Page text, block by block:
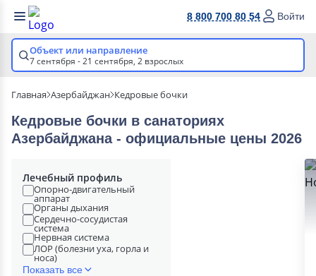
8 800 700 80 54 Войти
Объект или направление
7 сентября - 21 сентября, 2 взрослых
Главная Азербайджан Кедровые бочки
Кедровые бочки в cанаториях
Азербайджана - официальные цены 2026
Лечебный профиль
Опорно-двигательный
аппарат
Органы дыхания
Сердечно-сосудистая
система
Нервная система
ЛОР (болезни уха, горла и
носа)
Показать все